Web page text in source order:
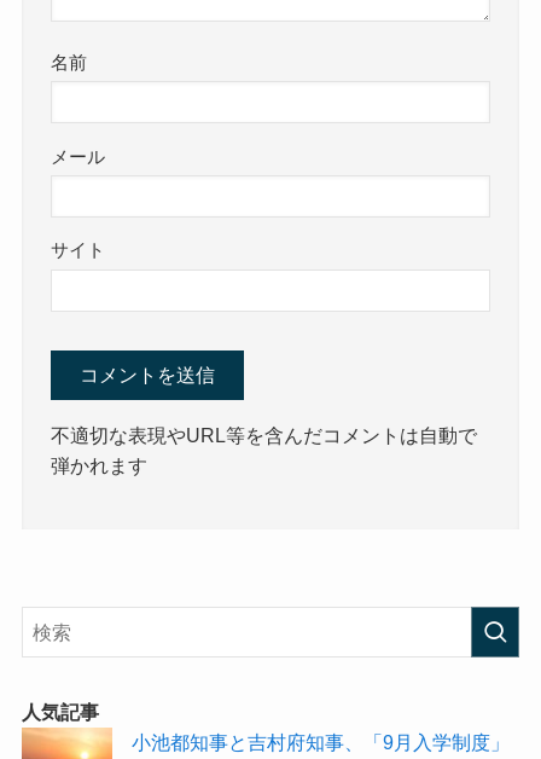
名前
メール
サイト
不適切な表現やURL等を含んだコメントは自動で
弾かれます
人気記事
小池都知事と吉村府知事、「9月入学制度」